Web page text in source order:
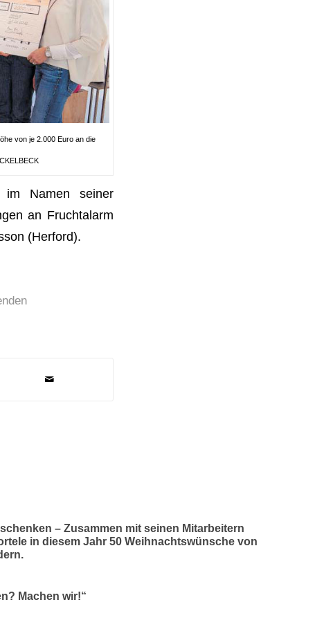
von je 2.000 Euro an die
im Namen seiner
an Fruchtalarm
(Herford).
– Zusammen mit seinen Mitarbeitern
in diesem Jahr 50 Weihnachtswünsche von
Machen wir!“